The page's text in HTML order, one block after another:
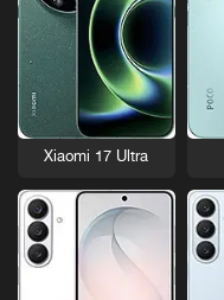
Xiaomi 17 Ultra